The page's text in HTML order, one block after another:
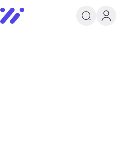
Infoedu
Ta&#039;lim xabarlari va